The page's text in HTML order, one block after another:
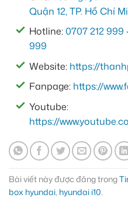
Quận 12, TP. Hồ Chí
Hotline:0707 212 999
999
Website: https://
Fanpage: https://
Youtube:
https://
Bài viết này được đăng trong
box hyundai, hyundai i10.